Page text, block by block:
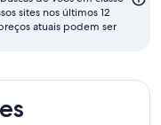
sites nos últimos 12
atuais podem ser